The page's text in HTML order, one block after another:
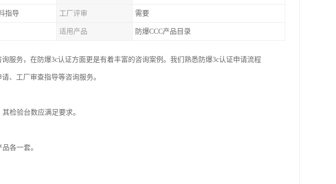
指导 工厂评审 需要
适用产品 防爆CCC产品目录
服务，在防爆3c认证方面更是有着丰富的咨询案例。我们熟悉防爆3c认证申请流程
、工厂审查指导等咨询服务。
检验台数应满足要求。
各一套。